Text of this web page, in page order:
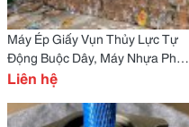
Máy Ép Giấy Vụn Thủy Lực Tự
Động Buộc Dây, Máy Nhựa Phế
Liệu,, Máy Ép Phế Liệu Thủy Lực
Liên hệ